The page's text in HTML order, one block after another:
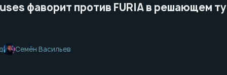
фаворит против FURIA в решающем
Семён Васильев